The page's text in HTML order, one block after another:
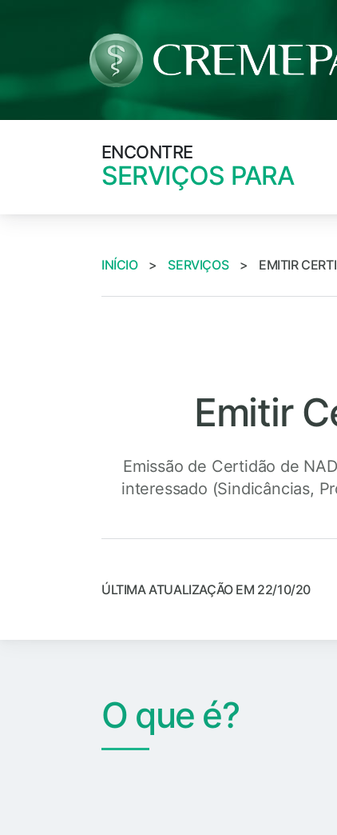
ENCONTRE
SERVIÇOS PARA
INÍCIO > SERVIÇOS > EMITIR
Emitir
Emissão de Certidão de
interessado (Sindicâncias,
ÚLTIMA ATUALIZAÇÃO EM 22/10/20
O que é?